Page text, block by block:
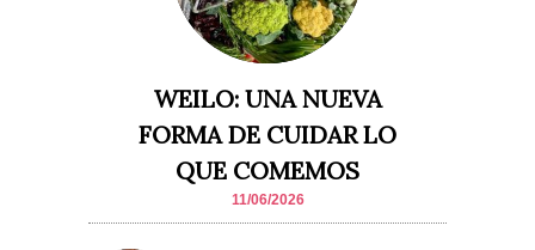
WEILO: UNA NUEVA
FORMA DE CUIDAR LO
QUE COMEMOS
11/06/2026
personalizados.